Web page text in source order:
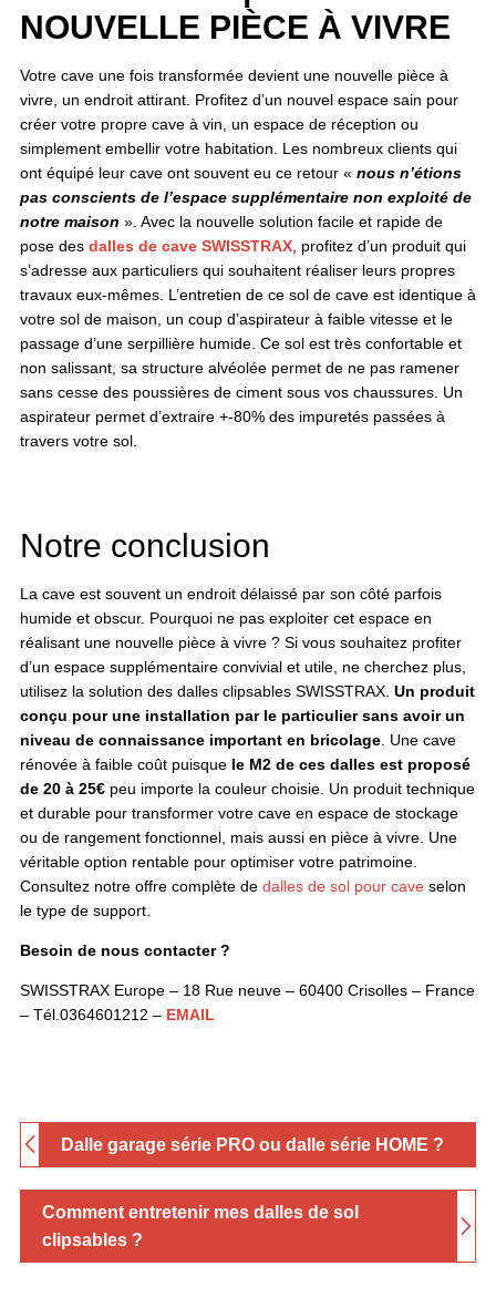
NOUVELLE PIÈCE À VIVRE
Votre cave une fois transformée devient une nouvelle pièce à
vivre, un endroit attirant. Profitez d’un nouvel espace sain pour
créer votre propre cave à vin, un espace de réception ou
simplement embellir votre habitation. Les nombreux clients qui
ont équipé leur cave ont souvent eu ce retour « nous n’étions
pas conscients de l’espace supplémentaire non exploité de
notre maison ». Avec la nouvelle solution facile et rapide de
pose des dalles de cave SWISSTRAX, profitez d’un produit qui
s’adresse aux particuliers qui souhaitent réaliser leurs propres
travaux eux-mêmes. L’entretien de ce sol de cave est identique à
votre sol de maison, un coup d’aspirateur à faible vitesse et le
passage d’une serpillière humide. Ce sol est très confortable et
non salissant, sa structure alvéolée permet de ne pas ramener
sans cesse des poussières de ciment sous vos chaussures. Un
aspirateur permet d’extraire +-80% des impuretés passées à
travers votre sol.
Notre conclusion
La cave est souvent un endroit délaissé par son côté parfois
humide et obscur. Pourquoi ne pas exploiter cet espace en
réalisant une nouvelle pièce à vivre ? Si vous souhaitez profiter
d’un espace supplémentaire convivial et utile, ne cherchez plus,
utilisez la solution des dalles clipsables SWISSTRAX. Un produit
conçu pour une installation par le particulier sans avoir un
niveau de connaissance important en bricolage. Une cave
rénovée à faible coût puisque le M2 de ces dalles est proposé
de 20 à 25€peu importe la couleur choisie. Un produit technique
et durable pour transformer votre cave en espace de stockage
ou de rangement fonctionnel, mais aussi en pièce à vivre. Une
véritable option rentable pour optimiser votre patrimoine.
Consultez notre offre complète de dalles de sol pour caveselon
le type de support.
Besoin de nous contacter ?
SWISSTRAX Europe – 18 Rue neuve – 60400 Crisolles – France
– Tél.0364601212 – EMAIL
Dalle garage série PRO ou dalle série HOME ?
Comment entretenir mes dalles de sol
clipsables ?